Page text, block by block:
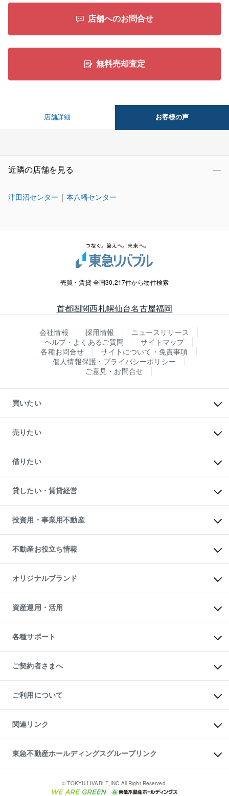
店舗へのお問合せ
無料売却査定
店舗詳細 お客様の声
近隣の店舗を見る
津田沼センター 本八幡センター
売買・賃貸 全国30,217件から物件検索
首都圏関西札幌仙台名古屋福岡
会社情報 採用情報
ニュースリリース
ヘルプ・よくあるご質問
サイトマップ
各種お問合せ
サイトについて・免責事項
個人情報保護・プライバシーポリシー
ご意見・お問合せ
買いたい
新築・分譲マンションの購入
中古マンションの購入
一戸建ての購入
中古一戸建ての購入
不動産購入の流れ
注目キーワード物件特集
購入ガイド
English 繁体中文簡体中文
売りたい
一戸建ての売却・査定
土地の売却・査定
スピードAI査定
不動産査定について
不動産売却の流れ
不動産買換えの流れ
売却ガイド
借りたい
オフィス・店舗の賃貸
借りるときの流れ
借りるガイド
貸したい・賃貸経営
マンション賃料データ
賃貸管理プラン
リロケーションについて
貸すガイド
投資用・事業用不動産
事業用不動産
マンション投資
投資用マンション
アパート経営
収益物件
ビル購入（ビル一棟）
投資用不動産の売却査定
事業用不動産の売却査定
不動産お役立ち情報
マンションライブラリー
人気マンションランキング
暮らしに役立つ不動産メディア
不動産相場・不動産価格情報
不動産コラム・ニュース
不動産用語集
不動産なんでもネット相談室
住まいの税金
オリジナルブランド
一棟リノベーションマンション
L`GENTE（ルジェンテ）
区分リノベーションマンション
投資用一棟レジデンスWELL
不動産小口投資
LEGACIA（レガシア）
資産運用・活用
不動産M&A
アセットマネジメント・出資
各種サポート
相続サポート
リフォームサポート
ご契約者さまへ
ご紹介・再契約特典
入居者様専用-各種ご案内（賃貸）
東急こすもす会「こすもすWeb」
ご利用について
金融商品取引について
東急リバブル ソーシャルメディアポリシー
ご意見・お問い合わせ（金融商品取引専用の相談・お問い合わせ窓口）
ダイレクトメール（郵送物）・Eメールなどの送付停止について
関連リンク
これからご結婚される方に東急百貨店のブライダルクラブ
人材サービスのご用命は 東急リバブルスタッフ株式会社まで
東北の逸品を贈ります 東北すぐれものセレクション
東急不動産ホールディングスグループリンク
東急コミュニティー© TOKYU LIVABLE,INC.All Right Reserved.